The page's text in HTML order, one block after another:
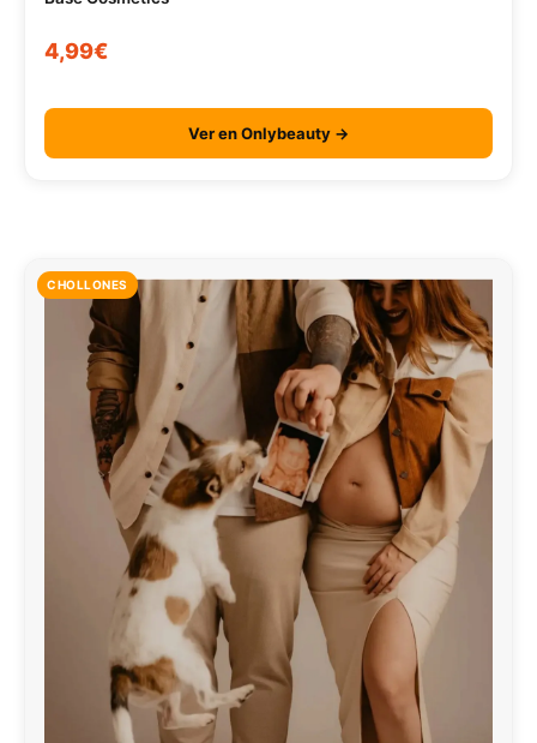
4,99€
Ver en Onlybeauty →
CHOLLONES